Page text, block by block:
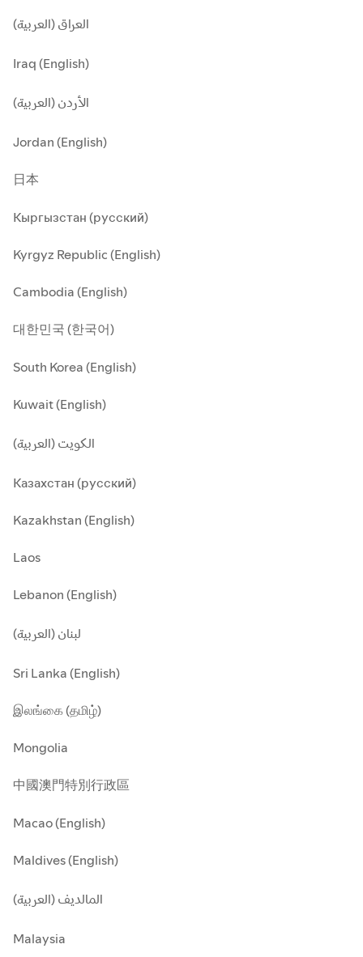
العراق (العربية)
Iraq (English)
الأردن (العربية)
Jordan (English)
日本
Кыргызстан (русский)
Kyrgyz Republic (English)
Cambodia (English)
대한민국 (한국어)
South Korea (English)
Kuwait (English)
الكويت (العربية)
Казахстан (русский)
Kazakhstan (English)
Laos
Lebanon (English)
لبنان (العربية)
Sri Lanka (English)
இலங்கை (தமிழ்)
Mongolia
中國澳門特別行政區
Macao (English)
Maldives (English)
المالديف (العربية)
Malaysia